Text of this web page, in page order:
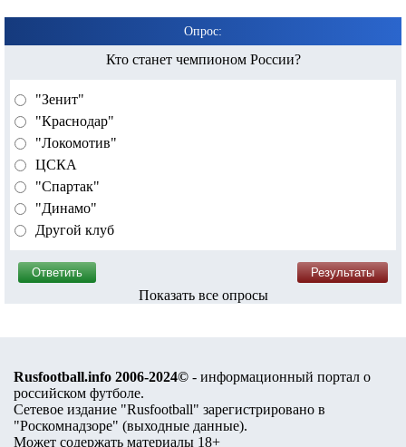
Опрос:
Кто станет чемпионом России?
"Зенит"
"Краснодар"
"Локомотив"
ЦСКА
"Спартак"
"Динамо"
Другой клуб
Показать все опросы
Rusfootball.info 2006-2024© - информационный портал о
российском футболе.
Сетевое издание "Rusfootball" зарегистрировано в
"Роскомнадзоре" (выходные данные).
Может содержать материалы 18+